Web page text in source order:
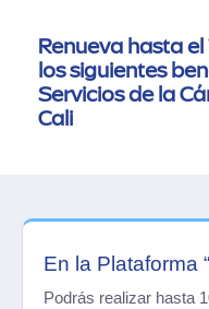
Renueva hasta
los siguientes
Servicios de la
Cali
En la Plataforma
Podrás realizar hasta